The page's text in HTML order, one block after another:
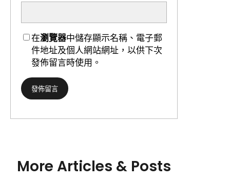
在瀏覽器中儲存顯示名稱、電子郵
件地址及個人網站網址，以供下次
發佈留言時使用。
More Articles & Posts